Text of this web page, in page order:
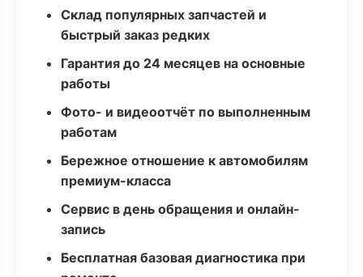
Склад популярных запчастей и
быстрый заказ редких
Гарантия до 24 месяцев на основные
работы
Фото- и видеоотчёт по выполненным
работам
Бережное отношение к автомобилям
премиум-класса
Сервис в день обращения и онлайн-
запись
Бесплатная базовая диагностика при